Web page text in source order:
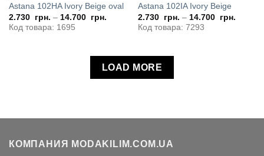
Astana 102HA Ivory Beige oval
2.730 грн. – 14.700 грн.
Код товара: 1695
Astana 102IA Ivory Beige
2.730 грн. – 14.700 грн.
Код товара: 7293
LOAD MORE
КОМПАНИЯ MODAKILIM.COM.UA